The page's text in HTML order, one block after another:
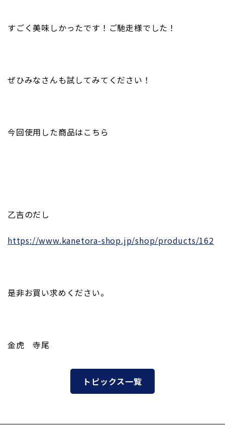
すごく美味しかったです！ご馳走様でした！
ぜひみなさんも試してみてください！
今回使用した商品はこちら
乙吉のだし
https://www.kanetora-shop.jp/shop/products/162
是非お買い求めください。
金虎 寺尾
トピックス一覧